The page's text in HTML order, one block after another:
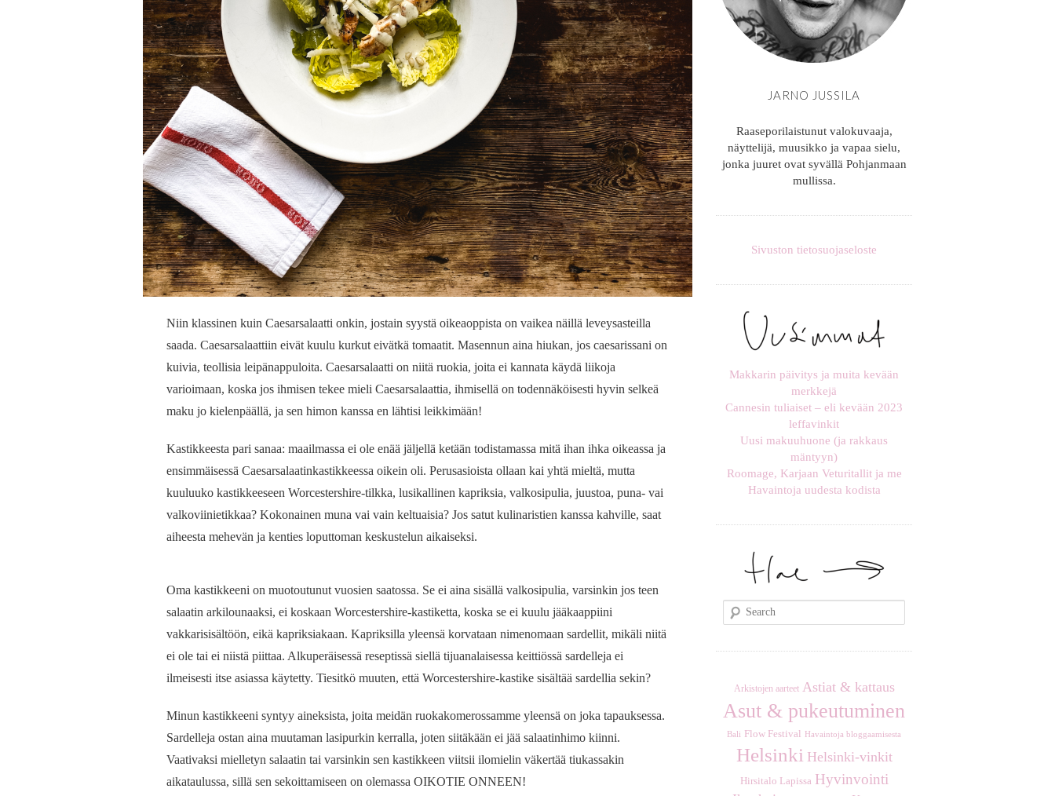
Niin klassinen kuin Caesarsalaatti onkin, jostain syystä oikeaoppista on vaikea näillä leveysasteilla
saada. Caesarsalaattiin eivät kuulu kurkut eivätkä tomaatit. Masennun aina hiukan, jos caesarissani on
kuivia, teollisia leipänappuloita. Caesarsalaatti on niitä ruokia, joita ei kannata käydä liikoja
varioimaan, koska jos ihmisen tekee mieli Caesarsalaattia, ihmisellä on todennäköisesti hyvin selkeä
maku jo kielenpäällä, ja sen himon kanssa en lähtisi leikkimään!
Kastikkeesta pari sanaa: maailmassa ei ole enää jäljellä ketään todistamassa mitä ihan ihka oikeassa ja
ensimmäisessä Caesarsalaatinkastikkeessa oikein oli. Perusasioista ollaan kai yhtä mieltä, mutta
kuuluuko kastikkeeseen Worcestershire-tilkka, lusikallinen kapriksia, valkosipulia, juustoa, puna- vai
valkoviinietikkaa? Kokonainen muna vai vain keltuaisia? Jos satut kulinaristien kanssa kahville, saat
aiheesta mehevän ja kenties loputtoman keskustelun aikaiseksi.
Oma kastikkeeni on muotoutunut vuosien saatossa. Se ei aina sisällä valkosipulia, varsinkin jos teen
salaatin arkilounaaksi, ei koskaan Worcestershire-kastiketta, koska se ei kuulu jääkaappiini
vakkarisisältöön, eikä kapriksiakaan. Kapriksilla yleensä korvataan nimenomaan sardellit, mikäli niitä
ei ole tai ei niistä piittaa. Alkuperäisessä reseptissä siellä tijuanalaisessa keittiössä sardelleja ei
ilmeisesti itse asiassa käytetty. Tiesitkö muuten, että Worcestershire-kastike sisältää sardellia sekin?
Minun kastikkeeni syntyy aineksista, joita meidän ruokakomerossamme yleensä on joka tapauksessa.
Sardelleja ostan aina muutaman lasipurkin kerralla, joten siitäkään ei jää salaatinhimo kiinni.
Vaativaksi mielletyn salaatin tai varsinkin sen kastikkeen viitsii ilomielin väkertää tiukassakin
aikataulussa, sillä sen sekoittamiseen on olemassa OIKOTIE ONNEEN!
JARNO JUSSILA
Raaseporilaistunut valokuvaaja,
näyttelijä, muusikko ja vapaa sielu,
jonka juuret ovat syvällä Pohjanmaan
mullissa.
Sivuston tietosuojaseloste
Makkarin päivitys ja muita kevään
merkkejä
Cannesin tuliaiset – eli kevään 2023
leffavinkit
Uusi makuuhuone (ja rakkaus
mäntyyn)
Roomage, Karjaan Veturitallit ja me
Havaintoja uudesta kodista
e
Arkistojen aarteet Astiat & kattaus
Asut & pukeutuminen
Bali Flow Festival Havaintoja bloggaamisesta
Helsinki Helsinki-vinkit
Hirsitalo Lapissa Hyvinvointi